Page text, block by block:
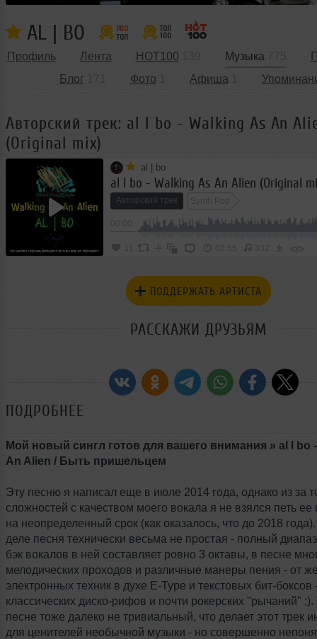
AL | BO
Профиль Лента HOT100 Музыка
Блог
Фото Афиша
Авторский трек: al l bo - Walking As An
(Original mix)
al | bo
al l bo - Walking As An Alien (Original
Авторский трек Synth Pop
02:55 332 </>
ПОДДЕРЖАТЬ АРТИСТА
РАССКАЖИ ДРУЗЬЯМ
ПОДРОБНЕЕ
Мой новый сингл готов для вашего внимания » al l bo
An Alien / Быть пришельцем
Эту песню я написал еще в июле 2014 года, однако из за
сложностей с качеством моего вокала я не взялся петь ее
на неопределенный срок (как оказалось, что до 2018
деле песня технически весьма не простая - полный
бэк вокалов в ней составляет ровно 3 октавы, в песне
мелодических проходов и различные манеры пения - от
электронных техник в духе E-Type и текстовых бит-боксов
классических диско-рифов и почти рокерских "рычаний" ;).
песне тоже далеко не тривиальный, что делает этот трек
для ценителей необычной музыки - но совершенно